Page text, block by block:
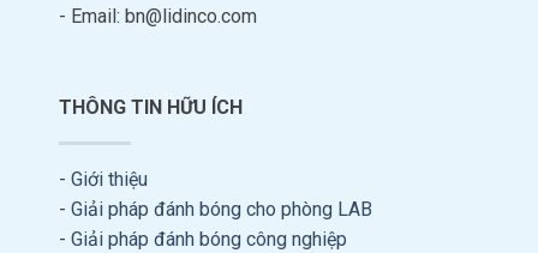
- Email: bn@lidinco.com
THÔNG TIN HỮU ÍCH
- Giới thiệu
- Giải pháp đánh bóng cho phòng LAB
- Giải pháp đánh bóng công nghiệp